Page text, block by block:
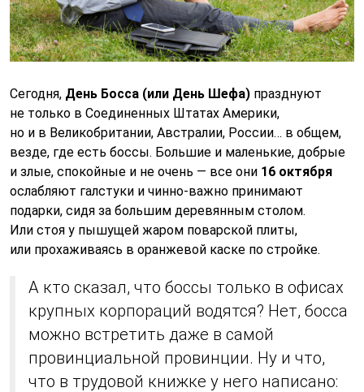
Сегодня, День Босса (или День Шефа) празднуют
не только в Соединенных Штатах Америки,
но и в Великобритании, Австралии, России… в общем,
везде, где есть боссы. Большие и маленькие, добрые
и злые, спокойные и не очень — все они 16 октября
ослабляют галстуки и чинно-важно принимают
подарки, сидя за большим деревянным столом.
Или стоя у пышущей жаром поварской плиты,
или прохаживаясь в оранжевой каске по стройке.
А кто сказал, что боссы только в офисах
крупных корпораций водятся? Нет, босса
можно встретить даже в самой
провинциальной провинции. Ну и что,
что в трудовой книжке у него написано: